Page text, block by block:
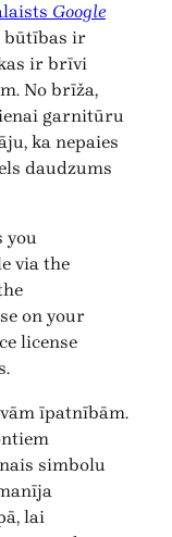
Google
būtības ir
ir brīvi
No brīža,
garnitūru
ka nepaies
daudzums
you
via the
on your
license
īpatnībām.
simbolu
lai